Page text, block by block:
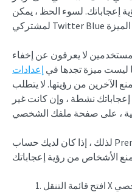
إعجاباتك. لسوء الحظ ، يمكن
لا يعرفون عن إخفاء
ليست ميزة تجدها في
الآخرين من رؤيتها. لا يتطلب
نشطة ، وإن كانت غير
لذلك ، إذا كان لديك حساب Premium على Twitter ، فاتبع هذه
افتح قائمة التنقل X من خلال النقر على أيقونة ملفك الشخصي